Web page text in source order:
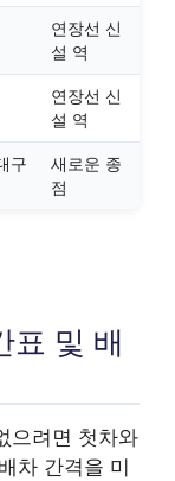
연장선 신
설 역
연장선 신
설 역
구
새로운 종
점
표 및 배
으려면 첫차와
차 간격을 미